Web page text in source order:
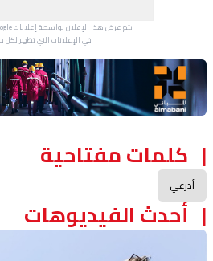
في الإعلانات التي تظهر
Advertisement Section
كلمات مفتاحية
أدرعي
أحدث الفيديوهات